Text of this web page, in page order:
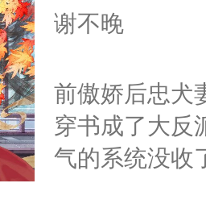
谢不晚
前傲娇后忠犬
穿书成了大反
气的系统没收